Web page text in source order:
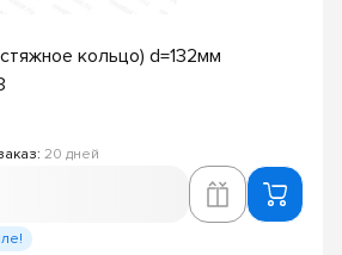
кольцо) d=132мм
20 дней